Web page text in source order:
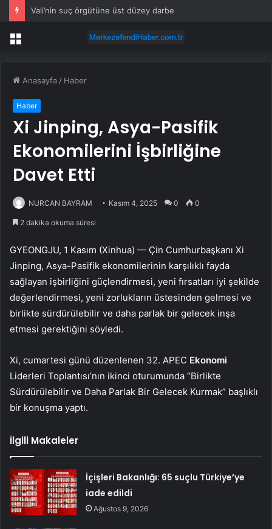
Vali’nin suç örgütüne üst düzey darbe
Menü
Anasayfa / Haber
Haber
Xi Jinping, Asya-Pasifik
Ekonomilerini İşbirliğine
Davet Etti
NURCAN BAYRAM Kasım 4, 2025 0 0
2 dakika okuma süresi
GYEONGJU, 1 Kasım (Xinhua) — Çin Cumhurbaşkanı Xi
Jinping, Asya-Pasifik ekonomilerinin karşılıklı fayda
sağlayan işbirliğini güçlendirmesi, yeni fırsatları iyi şekilde
değerlendirmesi, yeni zorlukların üstesinden gelmesi ve
birlikte sürdürülebilir ve daha parlak bir gelecek inşa
etmesi gerektiğini söyledi.
Xi, cumartesi günü düzenlenen 32. APEC Ekonomi
Liderleri Toplantısı’nın ikinci oturumunda “Birlikte
Sürdürülebilir ve Daha Parlak Bir Gelecek Kurmak” başlıklı
bir konuşma yaptı.
İlgili Makaleler
İçişleri Bakanlığı: 65 suçlu Türkiye’ye
iade edildi
Ağustos 9, 2026